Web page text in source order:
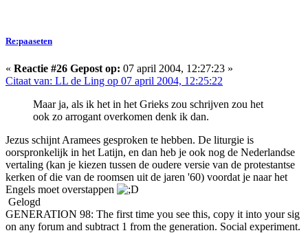
Re:paaseten
« Reactie #26 Gepost op: 07 april 2004, 12:27:23 »
Citaat van: LL de Ling op 07 april 2004, 12:25:22
Maar ja, als ik het in het Grieks zou schrijven zou het
ook zo arrogant overkomen denk ik dan.
Jezus schijnt Aramees gesproken te hebben. De liturgie is
oorspronkelijk in het Latijn, en dan heb je ook nog de Nederlandse
vertaling (kan je kiezen tussen de oudere versie van de protestantse
kerken of die van de roomsen uit de jaren '60) voordat je naar het
Engels moet overstappen
Gelogd
GENERATION 98: The first time you see this, copy it into your sig
on any forum and subtract 1 from the generation. Social experiment.